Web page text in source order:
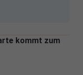
kommt zum